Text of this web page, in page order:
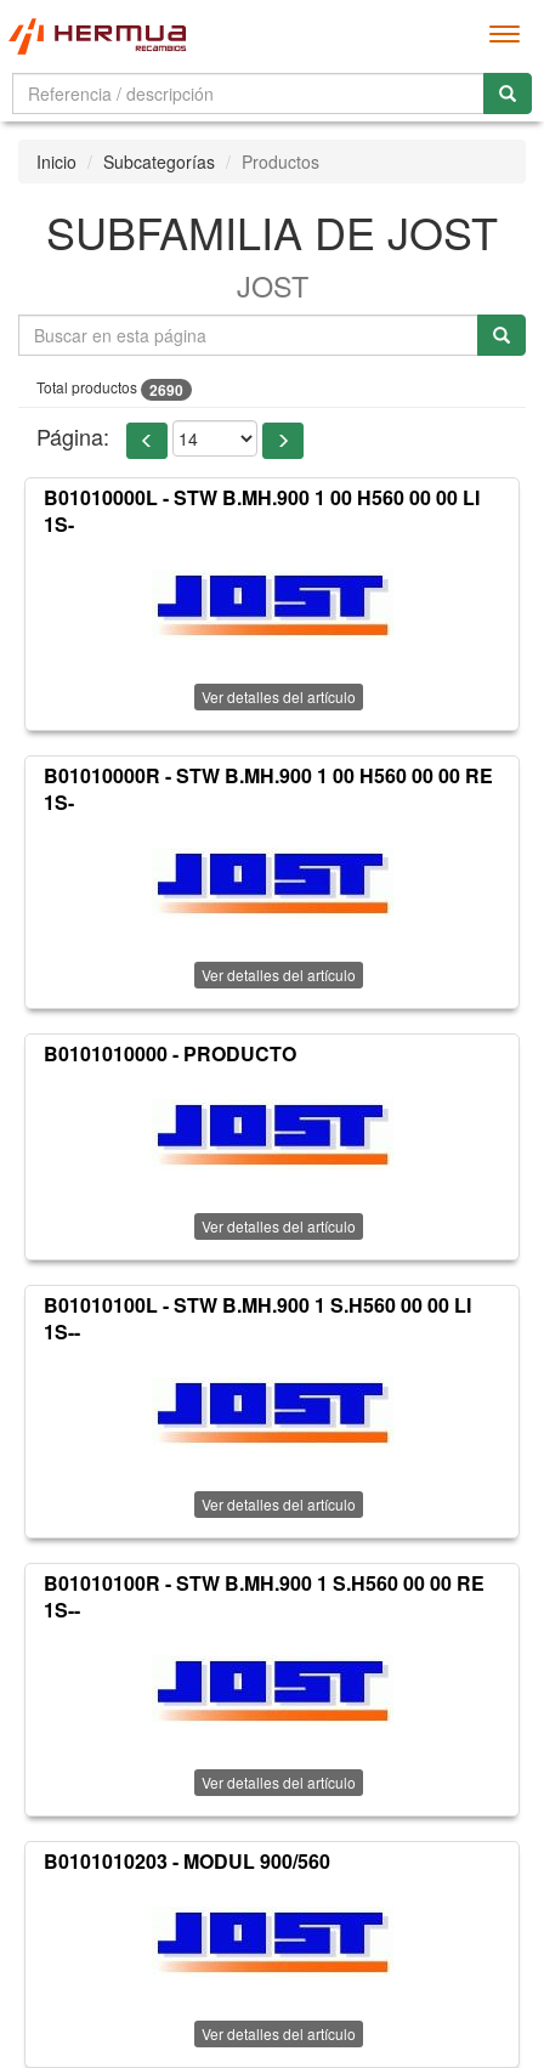
Inicio Subcategorías Productos
SUBFAMILIA DE JOST
JOST
Total productos 2690
Página:
B01010000L - STW B.MH.900 1 00 H560 00 00 LI
1S-
Ver detalles del artículo
B01010000R - STW B.MH.900 1 00 H560 00 00 RE
1S-
Ver detalles del artículo
B0101010000 - PRODUCTO
Ver detalles del artículo
B01010100L - STW B.MH.900 1 S.H560 00 00 LI
1S--
Ver detalles del artículo
B01010100R - STW B.MH.900 1 S.H560 00 00 RE
1S--
Ver detalles del artículo
B0101010203 - MODUL 900/560
Ver detalles del artículo